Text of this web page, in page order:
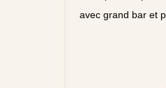
avec grand bar et